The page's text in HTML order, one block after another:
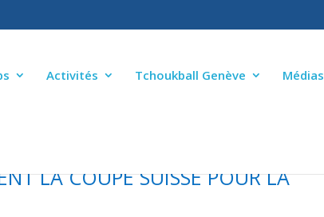
Activités Tchoukball Genève Médias
LA COUPE SUISSE POUR LA